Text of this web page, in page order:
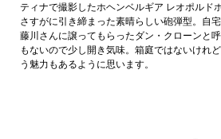
ティナで撮影したホヘンベルギア レオポルド
さすがに引き締まった素晴らしい砲弾型。自
藤川さんに譲ってもらったダン・クローンと
もないので少し開き気味。箱庭ではないけれ
う魅力もあるように思います。